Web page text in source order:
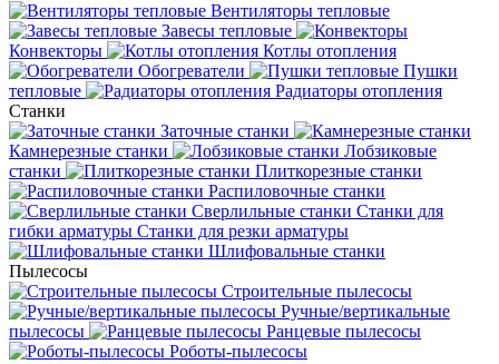
Вентиляторы тепловые
Завесы тепловые
Конвекторы
Котлы отопления
Обогреватели
Пушки
тепловые
Радиаторы отопления
Станки
Заточные станки
Камнерезные станки
Лобзиковые
станки
Плиткорезные станки
Распиловочные станки
Сверлильные станки Станки для
гибки арматуры Станки для резки арматуры
Шлифовальные станки
Пылесосы
Строительные пылесосы
Ручные/вертикальные
пылесосы
Ранцевые пылесосы
Роботы-пылесосы